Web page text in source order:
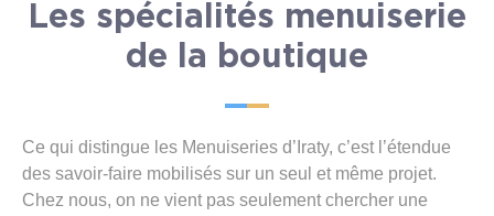
Les spécialités menuiserie
de la boutique
Ce qui distingue les Menuiseries d’Iraty, c’est l’étendue
des savoir-faire mobilisés sur un seul et même projet.
Chez nous, on ne vient pas seulement chercher une